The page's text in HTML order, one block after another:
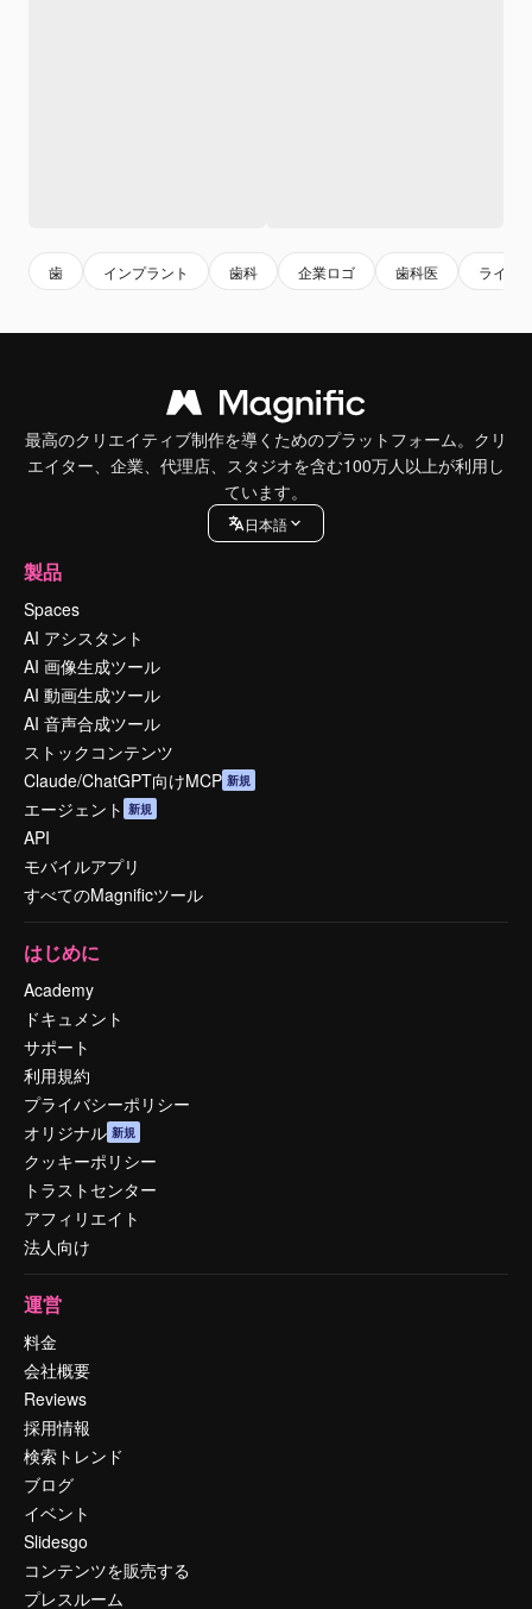
歯 インプラント 歯科 企業ロゴ 歯科医 ライン
最高のクリエイティブ制作を導くためのプラットフォーム。クリ
エイター、企業、代理店、スタジオを含む100万人以上が利用し
ています。
日本語
製品
Spaces
AI アシスタント
AI 画像生成ツール
AI 動画生成ツール
AI 音声合成ツール
ストックコンテンツ
Claude/ChatGPT向けMCP 新規
エージェント 新規
API
モバイルアプリ
すべてのMagnificツール
はじめに
Academy
ドキュメント
サポート
利用規約
プライバシーポリシー
オリジナル 新規
クッキーポリシー
トラストセンター
アフィリエイト
法人向け
運営
料金
会社概要
Reviews
採用情報
検索トレンド
ブログ
イベント
Slidesgo
コンテンツを販売する
プレスルーム